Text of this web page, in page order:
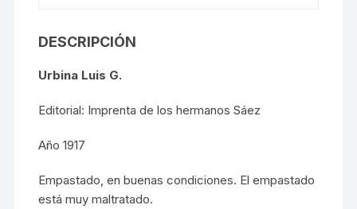
DESCRIPCIÓN
Urbina Luis G.
Editorial: Imprenta de los hermanos Sáez
Año 1917
Empastado, en buenas condiciones. El empastado
está muy maltratado.